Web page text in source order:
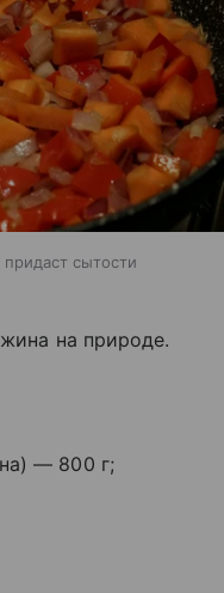
сытости
на природе.
— 800 г;